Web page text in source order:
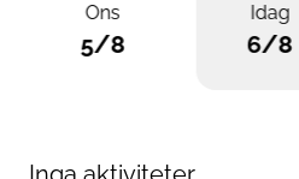
Ons
5/8
Idag
6/8